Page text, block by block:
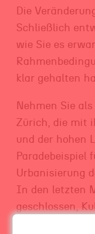
Die
Schließlich
wie Sie es
klar gehalten
Nehmen Sie
Zürich, die mit
und der hohen
Paradebeispiel
Urbanisierung
In den letzten
geschlossen,